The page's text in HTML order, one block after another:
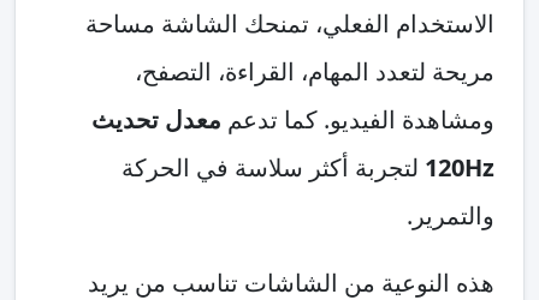
الاستخدام الفعلي، تمنحك الشاشة مساحة
مريحة لتعدد المهام، القراءة، التصفح،
ومشاهدة الفيديو. كما تدعم معدل تحديث
120Hz لتجربة أكثر سلاسة في الحركة
والتمرير.
هذه النوعية من الشاشات تناسب من يريد